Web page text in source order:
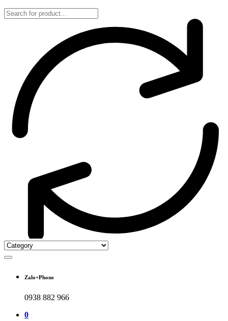
Zalo+Phone
0938 882 966
0